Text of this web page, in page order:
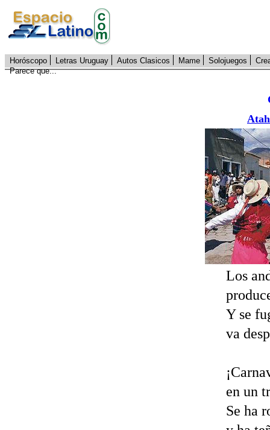
Horóscopo Letras Uruguay Autos Clasicos Mame Solojuegos
Parece que...
Los
Y se
va
en un
Se ha